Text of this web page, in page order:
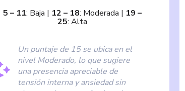
5 – 11: Baja | 12 – 18: Moderada | 19 –
25: Alta
Un puntaje de 15 se ubica en el
nivel Moderado, lo que sugiere
una presencia apreciable de
tensión interna y ansiedad sin